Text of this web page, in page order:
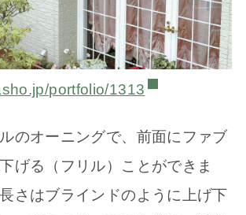
portfolio/1313
のオーニングで、前面にファブ
げる（フリル）ことができま
さはブラインドのように上げ下